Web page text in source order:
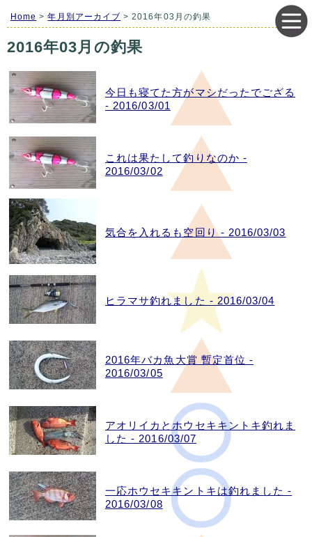
Home >年月別アーカイブ > 2016年03月の釣果
2016年03月の釣果
今日も寝てた方がマシだったでござる
- 2016/03/01
これは果たして釣りなのか -
2016/03/02
気合を入れるも空回り - 2016/03/03
ヒラマサ釣れました - 2016/03/04
2016年バカ魚大賞 暫定首位 -
2016/03/05
アオリイカとホウセキキントキ釣れま
した - 2016/03/07
一応ホウセキキントキは釣れました -
2016/03/08